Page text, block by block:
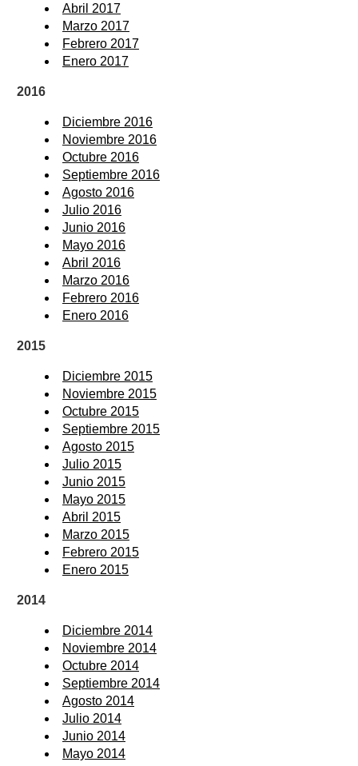
Abril 2017
Marzo 2017
Febrero 2017
Enero 2017
2016
Diciembre 2016
Noviembre 2016
Octubre 2016
Septiembre 2016
Agosto 2016
Julio 2016
Junio 2016
Mayo 2016
Abril 2016
Marzo 2016
Febrero 2016
Enero 2016
2015
Diciembre 2015
Noviembre 2015
Octubre 2015
Septiembre 2015
Agosto 2015
Julio 2015
Junio 2015
Mayo 2015
Abril 2015
Marzo 2015
Febrero 2015
Enero 2015
2014
Diciembre 2014
Noviembre 2014
Octubre 2014
Septiembre 2014
Agosto 2014
Julio 2014
Junio 2014
Mayo 2014